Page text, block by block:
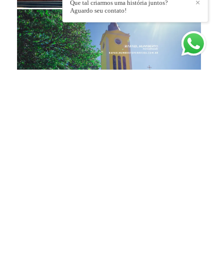
✕
Que tal criarmos uma história juntos?
Aguardo seu contato!